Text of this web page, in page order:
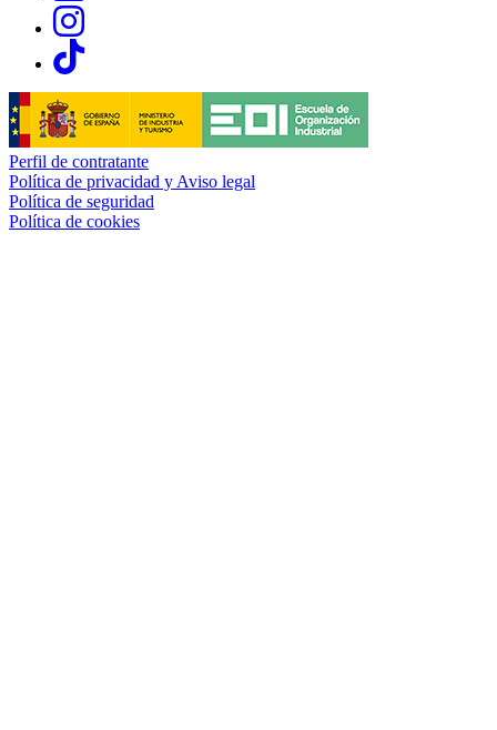
Links, Opens in this window
Links, Opens in this window
Perfil de contratante
Política de privacidad y Aviso legal
Política de seguridad
Política de cookies